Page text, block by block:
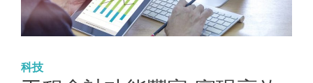
科技